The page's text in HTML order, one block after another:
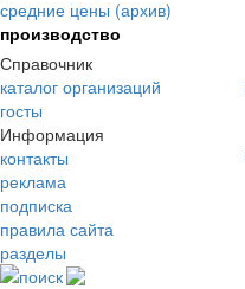
средние цены (архив)
производство
Справочник
каталог организаций
госты
Информация
контакты
реклама
подписка
правила сайта
разделы
поиск